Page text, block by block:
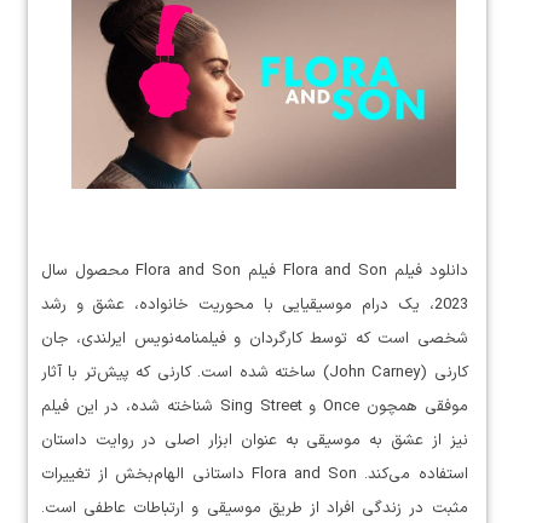
دانلود فیلم Flora and Son فیلم Flora and Son محصول سال
2023، یک درام موسیقیایی با محوریت خانواده، عشق و رشد
شخصی است که توسط کارگردان و فیلمنامه‌نویس ایرلندی، جان
کارنی (John Carney) ساخته شده است. کارنی که پیش‌تر با آثار
موفقی همچون Once و Sing Street شناخته شده، در این فیلم
نیز از عشق به موسیقی به عنوان ابزار اصلی در روایت داستان
استفاده می‌کند. Flora and Son داستانی الهام‌بخش از تغییرات
مثبت در زندگی افراد از طریق موسیقی و ارتباطات عاطفی است.